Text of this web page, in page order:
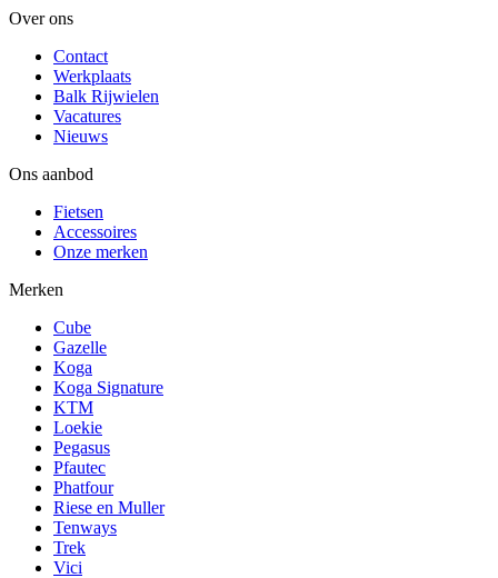
Over ons
Contact
Werkplaats
Balk Rijwielen
Vacatures
Nieuws
Ons aanbod
Fietsen
Accessoires
Onze merken
Merken
Cube
Gazelle
Koga
Koga Signature
KTM
Loekie
Pegasus
Pfautec
Phatfour
Riese en Muller
Tenways
Trek
Vici